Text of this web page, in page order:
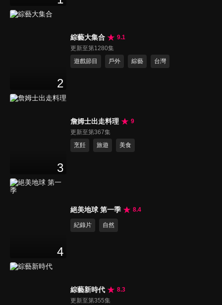
2
綜藝大集合
9.1
更新至第1280集
遊戲節目
戶外 綜藝 台灣
3
詹姆士出走料理
9
更新至第367集
烹飪
旅遊 美食
4
絕美地球 第一季 8.4
紀錄片 自然
綜藝新時代
8.3
更新至第355集